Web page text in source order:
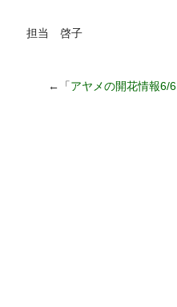
担当 啓子
←「アヤメの開花情報6/6